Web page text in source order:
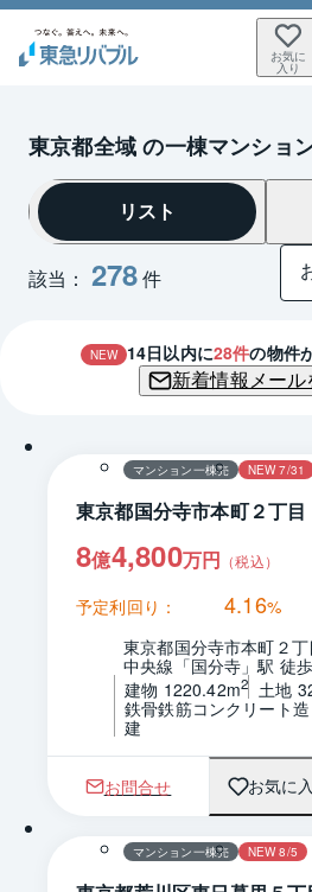
お気に
入り
東京都全域 の一棟マンショ
該当： 278件
リスト
NEW 14日以内に28件の物件
新着情報メール
マンション一棟売 NEW 7/31
東京都国分寺市本町２丁目
8億4,800万円 （税込）
予定利回り： 4.16%
東京都国分寺市本町２丁
中央線「国分寺」駅 徒
建物 1220.42m2 土地
鉄骨鉄筋コンクリート
建
お問合せ お気に
マンション一棟売 NEW 8/5